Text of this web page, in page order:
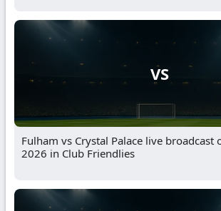
VS
Fulham vs Crystal Palace live broadcast
2026 in Club Friendlies